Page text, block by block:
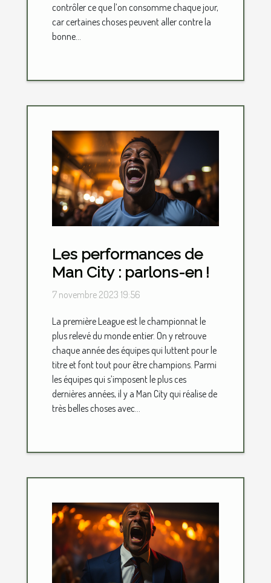
contrôler ce que l’on consomme chaque jour,
car certaines choses peuvent aller contre la
bonne...
Les performances de
Man City : parlons-en !
7 novembre 2023 19:56
La première League est le championnat le
plus relevé du monde entier. On y retrouve
chaque année des équipes qui luttent pour le
titre et font tout pour être champions. Parmi
les équipes qui s’imposent le plus ces
dernières années, il y a Man City qui réalise de
très belles choses avec...